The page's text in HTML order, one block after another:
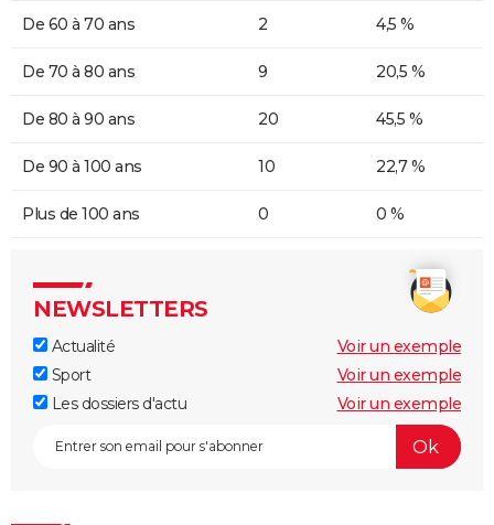
De 60 à 70 ans 2 4,5 %
De 70 à 80 ans 9 20,5 %
De 80 à 90 ans 20 45,5 %
De 90 à 100 ans 10 22,7 %
Plus de 100 ans 0 0 %
NEWSLETTERS
Actualité
Voir un exemple
Sport
Voir un exemple
Les dossiers d'actu
Voir un exemple